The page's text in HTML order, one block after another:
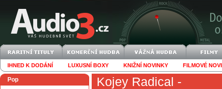
IHNED K DODÁNÍ LUXUSNÍ BOXY KNIŽNÍ NOVINKY FILMOVÉ
Pop Kojey Radical -